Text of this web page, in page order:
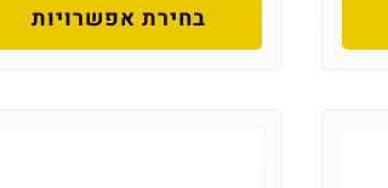
בחירת אפשרויות